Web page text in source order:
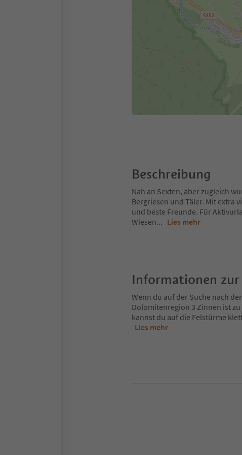
Beschreibung
Nah an Sexten, aber zugleich
Bergriesen und Täler. Mit extra
und beste Freunde. Für
Wiesen... Lies mehr
Informationen zur
Wenn du auf der Suche nach
Dolomitenregion 3 Zinnen ist
kannst du auf die Felstürme
Lies mehr